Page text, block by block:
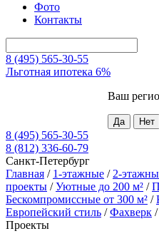
Фото
Контакты
8 (495) 565-30-55
Льготная ипотека 6%
Ваш
8 (495) 565-30-55
8 (812) 336-60-79
Санкт-Петербург
Главная / 1-этажные / 2-
проекты /Уютные до 200 м² /
Бескомпромиссные от 300 м² /
Европейский стиль /Фахверк /
Проекты